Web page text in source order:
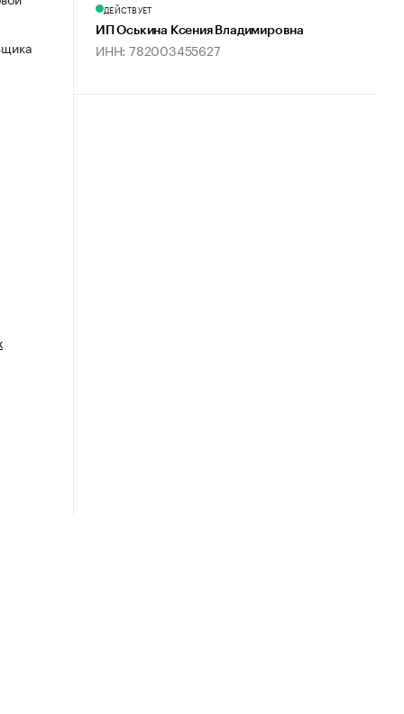
ДЕЙСТВУЕТ
ИП Оськина Ксения Владимировна
ИНН: 782003455627